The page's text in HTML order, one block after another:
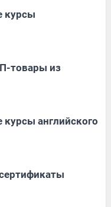
курсы
товары из
курсы английского